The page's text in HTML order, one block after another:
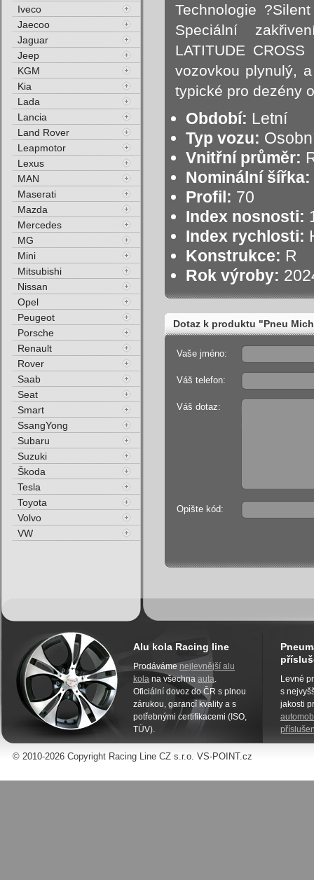
Technologie
Speciální
LATITUDE
vozovkou plynulý,
typické pro dezény
Období: Letní
Typ vozu:
Vnitřní průměr:
Nominální šířka:
Profil: 70
Index nosnosti:
Index rychlosti:
Konstrukce: R
Rok výroby:
Dotaz k produktu "Pneu
Vaše jméno:
Váš telefon:
Váš dotaz:
Opište kód:
Iveco
Jaecoo
Jaguar
Jeep
KGM
Kia
Lada
Lancia
Land Rover
Leapmotor
Lexus
MAN
Maserati
Mazda
Mercedes
MG
Mini
Mitsubishi
Nissan
Opel
Peugeot
Porsche
Renault
Rover
Saab
Seat
Smart
SsangYong
Subaru
Suzuki
Škoda
Tesla
Toyota
Volvo
VW
Alu kola Racing line
Prodáváme nejlevnější alu
kola na všechna auta.
Oficiální dovoz do ČR s plnou
zárukou, garancí kvality a s
potřebnými certifikacemi (ISO,
TÜV).
Levné
s
jakosti
© 2010-2026 Copyright Racing Line CZ s.r.o. VS-POINT.cz